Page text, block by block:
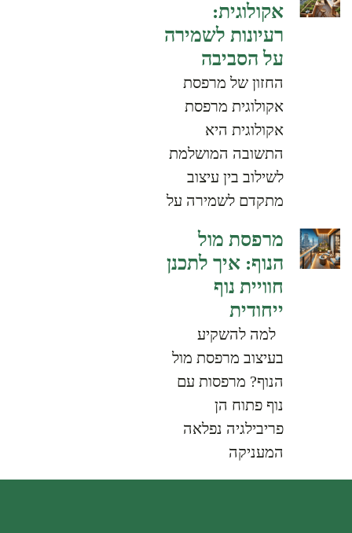
אקולוגית:
רעיונות לשמירה
על הסביבה
החזון של מרפסת
אקולוגית מרפסת
אקולוגית היא
התשובה המושלמת
לשילוב בין עיצוב
מתקדם לשמירה על
מרפסת מול
הנוף: איך לתכנן
חוויית נוף
ייחודית
למה להשקיע
בעיצוב מרפסת מול
הנוף? מרפסות עם
נוף פתוח הן
פריבילגיה נפלאה
המעניקה